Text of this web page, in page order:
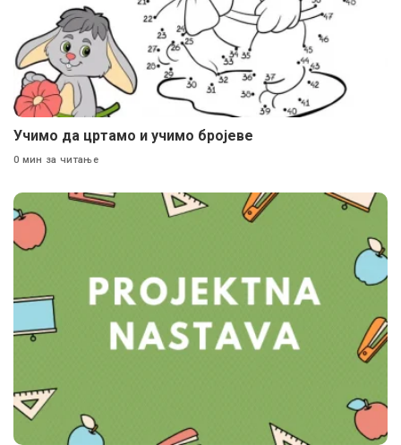
Учимо да цртамо и учимо бројеве
0 мин за читање